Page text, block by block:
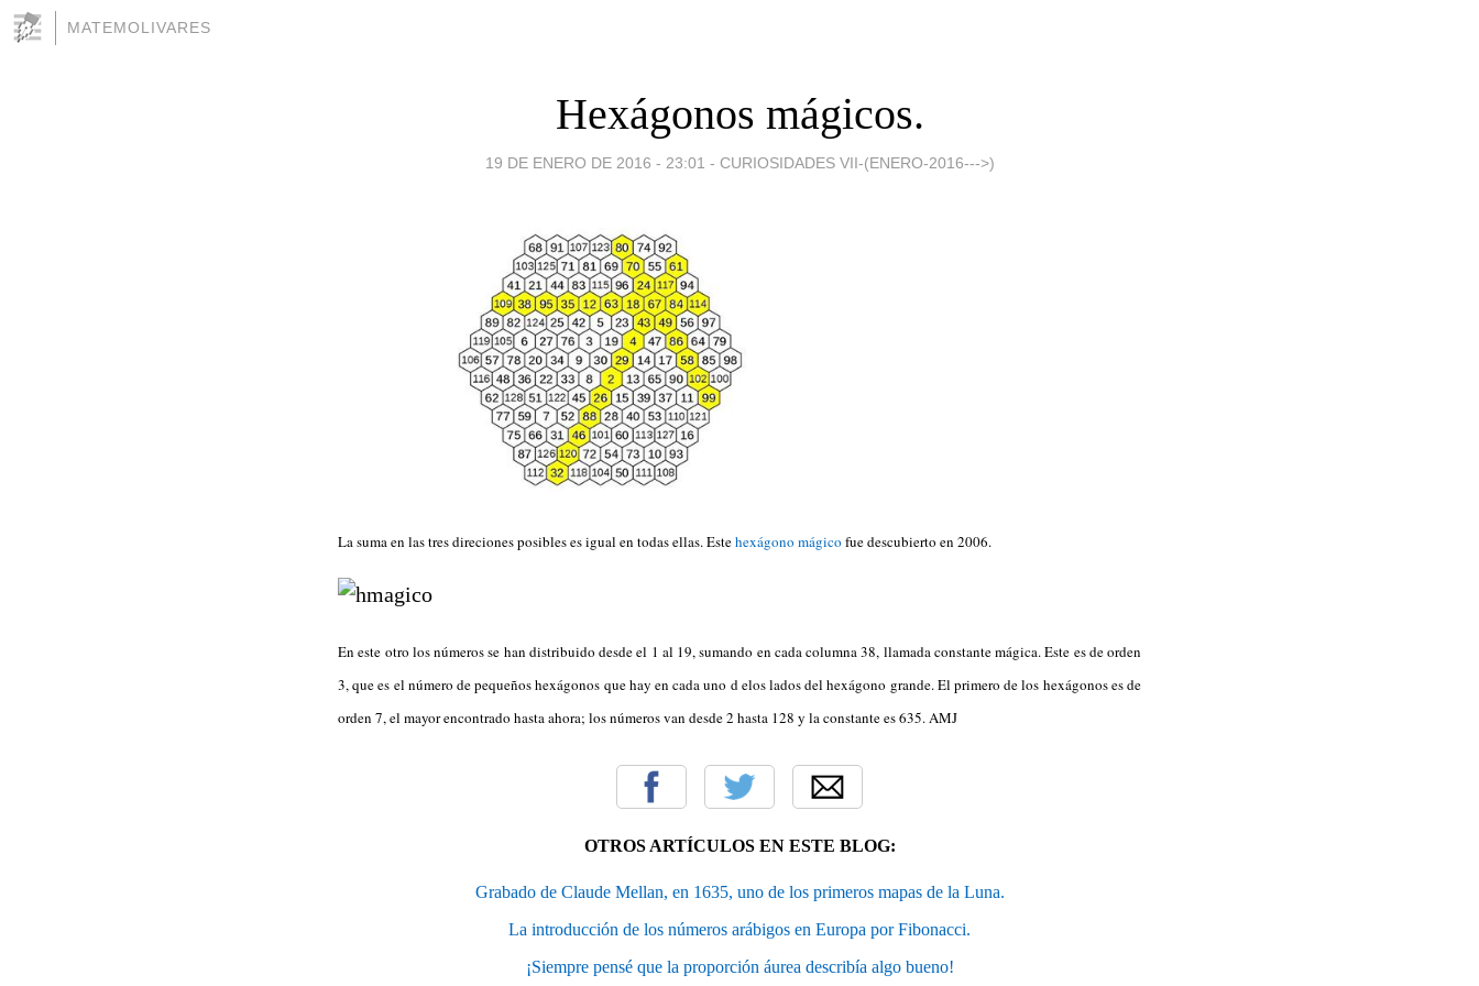
MATEMOLIVARES
Hexágonos mágicos.
19 DE ENERO DE 2016 - 23:01 - CURIOSIDADES VII-(ENERO-2016--->)
La suma en las tres direciones posibles es igual en todas ellas. Estehexágono mágico fue descubierto en 2006.
En este otro los números se han distribuido desde el 1 al 19, sumando en cada columna 38, llamada constante mágica. Este es de orden
3, que es el número de pequeños hexágonos que hay en cada uno d elos lados del hexágono grande. El primero de los hexágonos es de
orden 7, el mayor encontrado hasta ahora; los números van desde 2 hasta 128 y la constante es 635. AMJ
OTROS ARTÍCULOS EN ESTE BLOG:
Grabado de Claude Mellan, en 1635, uno de los primeros mapas de la Luna.
La introducción de los números arábigos en Europa por Fibonacci.
¡Siempre pensé que la proporción áurea describía algo bueno!